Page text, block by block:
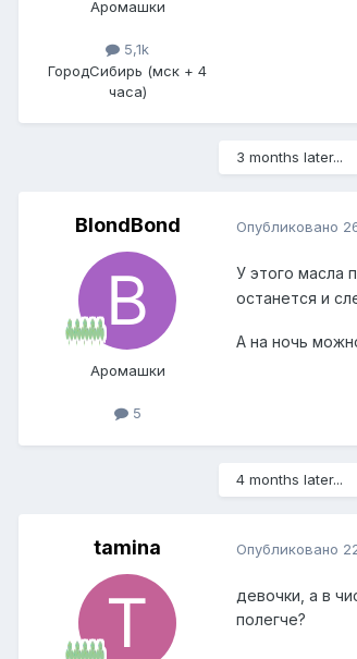
Аромашки
5,1k
ГородСибирь (мск + 4
часа)
3 months later...
BlondBond
Аромашки
5
Опубликовано
У этого масла
останется и
А на ночь
4 months later...
tamina Опубликовано
девочки, а в
полегче?